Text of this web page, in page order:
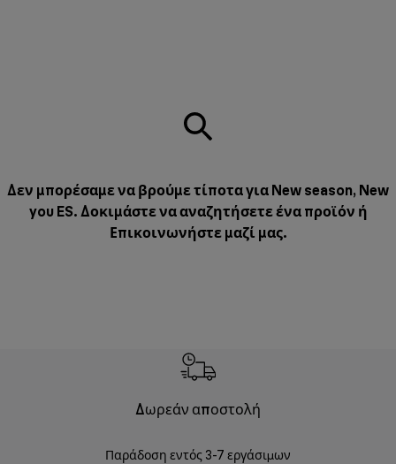
Δεν μπορέσαμε να βρούμε τίποτα για New season, New
you ES. Δοκιμάστε να αναζητήσετε ένα προϊόν ή
Επικοινωνήστε μαζί μας.
Δωρεάν αποστολή
Παράδοση εντός 3-7 εργάσιμων